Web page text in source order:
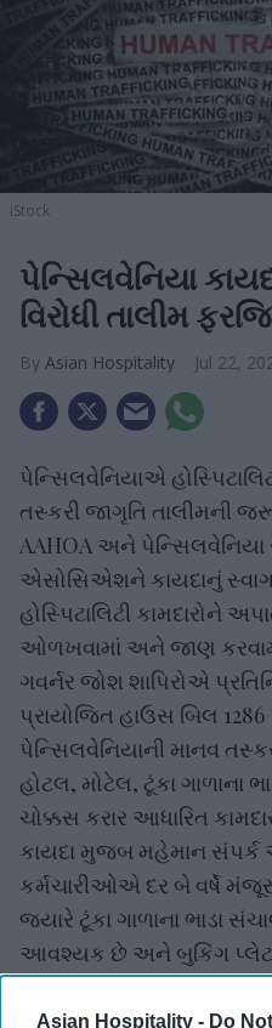
Asian Hospitality - Do
iStock
પેન્સિલવેનિયા
વિરોધી તાલીમ
Asian Hospitality Jul 22,
પેન્સિલવેનિયાએ
તસ્કરી જાગૃતિ તાલીમની
AAHOA અને
એસોસિએશને કાયદાનું
હોસ્પિટાલિટી કામદારોને
ઓળખવામાં અને જાણ
ગવર્નર જોશ શાપિરોએ
પ્રાયોજિત હાઉસ બિલ 1286
પેન્સિલવેનિયાની માનવ
હોટલ, મોટેલ, ટૂંકા ગાળાના
ચોક્કસ કરાર આધારિત
કાયદા મુજબ મહેમાન
કર્મચારીઓએ દર બે વર્ષે
જ્યારે ટૂંકા ગાળાના ભાડા
આવશ્યક છે અને બુકિંગ
ચકાસણી કરવી આવશ્યક છે.